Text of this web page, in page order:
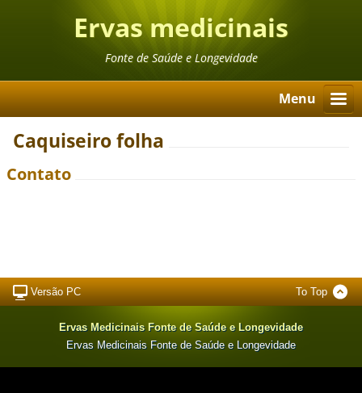
Ervas medicinais
Fonte de Saúde e Longevidade
Menu
Caquiseiro folha
Contato
Versão PC To Top
Ervas Medicinais Fonte de Saúde e Longevidade
Ervas Medicinais Fonte de Saúde e Longevidade